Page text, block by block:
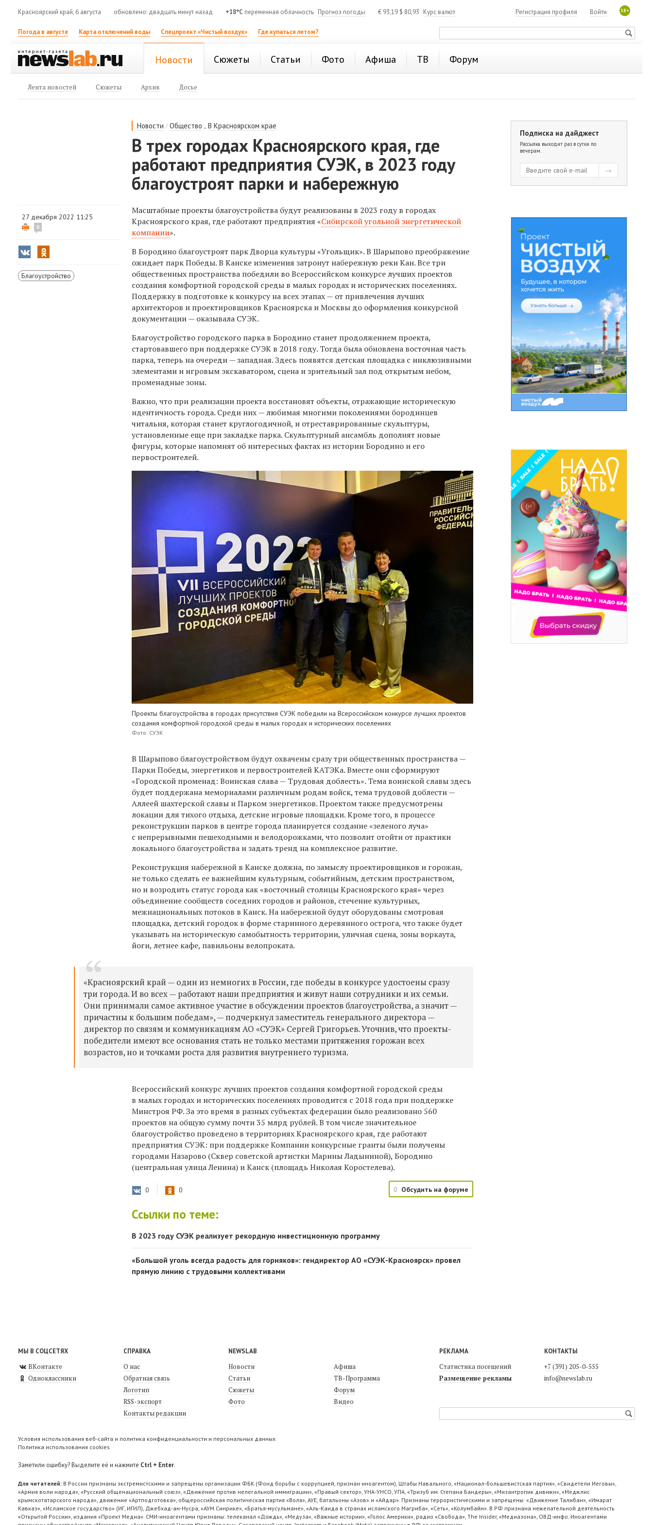
Красноярский край, 6 августа обновлено: двадцать минут назад +18°C переменная облачность Прогноз погоды € 93,19 $ 80,93 Курс валют 18+
Войти
Регистрация профиля
Погода в августе Карта отключений воды Спецпроект «Чистый воздух» Где купаться летом?
Новости Сюжеты Статьи Фото Афиша ТВ Форум
Лента новостей Сюжеты Архив Досье
Новости /Общество ,В Красноярском крае
В трех городах Красноярского края, где
работают предприятия СУЭК, в 2023 году
благоустроят парки и набережную
27 декабря 2022 11:25
0
Благоустройство
Масштабные проекты благоустройства будут реализованы в 2023 году в городах
Красноярского края, где работают предприятия «Сибирской угольной энергетической
компании».
В Бородино благоустроят парк Дворца культуры «Угольщик». В Шарыпово преображение
ожидает парк Победы. В Канске изменения затронут набережную реки Кан. Все три
общественных пространства победили во Всероссийском конкурсе лучших проектов
создания комфортной городской среды в малых городах и исторических поселениях.
Поддержку в подготовке к конкурсу на всех этапах — от привлечения лучших
архитекторов и проектировщиков Красноярска и Москвы до оформления конкурсной
документации — оказывала СУЭК.
Благоустройство городского парка в Бородино станет продолжением проекта,
стартовавшего при поддержке СУЭК в 2018 году. Тогда была обновлена восточная часть
парка, теперь на очереди — западная. Здесь появятся детская площадка с инклюзивными
элементами и игровым экскаватором, сцена и зрительный зал под открытым небом,
променадные зоны.
Важно, что при реализации проекта восстановят объекты, отражающие историческую
идентичность города. Среди них — любимая многими поколениями бородинцев
читальня, которая станет круглогодичной, и отреставрированные скульптуры,
установленные еще при закладке парка. Скульптурный ансамбль дополнят новые
фигуры, которые напомнят об интересных фактах из истории Бородино и его
первостроителей.
Проекты благоустройства в городах присутствия СУЭК победили на Всероссийском конкурсе лучших проектов
создания комфортной городской среды в малых городах и исторических поселениях
Фото: СУЭК
В Шарыпово благоустройством будут охвачены сразу три общественных пространства —
Парки Победы, энергетиков и первостроителей КАТЭКа. Вместе они сформируют
«Городской променад: Воинская слава — Трудовая доблесть». Тема воинской славы здесь
будет поддержана мемориалами различным родам войск, тема трудовой доблести —
Аллеей шахтерской славы и Парком энергетиков. Проектом также предусмотрены
локации для тихого отдыха, детские игровые площадки. Кроме того, в процессе
реконструкции парков в центре города планируется создание «зеленого луча»
с непрерывными пешеходными и велодорожками, что позволит отойти от практики
локального благоустройства и задать тренд на комплексное развитие.
Реконструкция набережной в Канске должна, по замыслу проектировщиков и горожан,
не только сделать ее важнейшим культурным, событийным, детским пространством,
но и возродить статус города как «восточный столицы Красноярского края» через
объединение сообществ соседних городов и районов, стечение культурных,
межнациональных потоков в Канск. На набережной будут оборудованы смотровая
площадка, детский городок в форме старинного деревянного острога, что также будет
указывать на историческую самобытность территории, уличная сцена, зоны воркаута,
йоги, летнее кафе, павильоны велопроката.
«Красноярский край — один из немногих в России, где победы в конкурсе удостоены сразу
три города. И во всех — работают наши предприятия и живут наши сотрудники и их семьи.
Они принимали самое активное участие в обсуждении проектов благоустройства, а значит —
причастны к большим победам», — подчеркнул заместитель генерального директора —
директор по связям и коммуникациям АО «СУЭК» Сергей Григорьев. Уточнив, что проекты-
победители имеют все основания стать не только местами притяжения горожан всех
возрастов, но и точками роста для развития внутреннего туризма.
Всероссийский конкурс лучших проектов создания комфортной городской среды
в малых городах и исторических поселениях проводится с 2018 года при поддержке
Минстроя РФ. За это время в разных субъектах федерации было реализовано 560
проектов на общую сумму почти 35 млрд рублей. В том числе значительное
благоустройство проведено в территориях Красноярского края, где работают
предприятия СУЭК: при поддержке Компании конкурсные гранты были получены
городами Назарово (Сквер советской артистки Марины Ладыниной), Бородино
(центральная улица Ленина) и Канск (площадь Николая Коростелева).
0 0 0 Обсудить на форуме
Ссылки по теме:
В 2023 году СУЭК реализует рекордную инвестиционную программу
«Большой уголь всегда радость для горняков»: гендиректор АО «СУЭК-Красноярск» провел
прямую линию с трудовыми коллективами
Подписка на дайджест
Рассылка выходит раз в сутки по
вечерам.
МЫ В СОЦСЕТЯХ
ВКонтакте
Одноклассники
СПРАВКА
О нас
Обратная связь
Логотип
RSS-экспорт
Контакты редакции
NEWSLAB
Новости
Статьи
Сюжеты
Фото
Афиша
ТВ-Программа
Форум
Видео
РЕКЛАМА
Статистика посещений
Размещение рекламы
КОНТАКТЫ
+7 (391) 205-0-555
info@newslab.ru
Условия использования веб-сайта и политика конфиденциальности и персональных данных
Политика использования cookies
Заметили ошибку? Выделите её и нажмите Ctrl + Enter.
Для читателей: В России признаны экстремистскими и запрещены организации ФБК (Фонд борьбы с коррупцией, признан иноагентом), Штабы Навального, «Национал-большевистская партия», «Свидетели Иеговы»,
«Армия воли народа», «Русский общенациональный союз», «Движение против нелегальной иммиграции», «Правый сектор», УНА-УНСО, УПА, «Тризуб им. Степана Бандеры», «Мизантропик дивижн», «Меджлис
крымскотатарского народа», движение «Артподготовка», общероссийская политическая партия «Воля», АУЕ, батальоны «Азов» и «Айдар». Признаны террористическими и запрещены: «Движение Талибан», «Имарат
Кавказ», «Исламское государство» (ИГ, ИГИЛ), Джебхад-ан-Нусра, «АУМ Синрике», «Братья-мусульмане», «Аль-Каида в странах исламского Магриба», «Сеть», «Колумбайн». В РФ признана нежелательной деятельность
«Открытой России», издания «Проект Медиа». СМИ-иноагентами признаны: телеканал «Дождь», «Медуза», «Важные истории», «Голос Америки», радио «Свобода», The Insider, «Медиазона», ОВД-инфо. Иноагентами